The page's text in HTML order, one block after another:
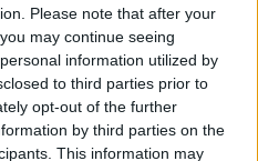
Please note that after your
may continue seeing
information utilized by
to third parties prior to
opt-out of the further
by third parties on the
This information may